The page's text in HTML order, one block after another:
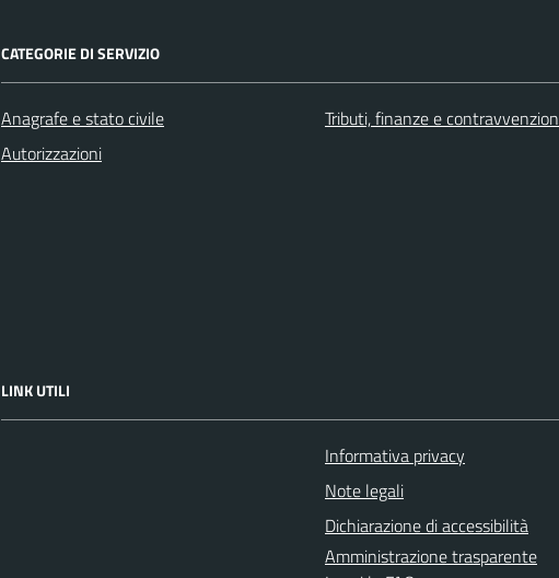
CATEGORIE DI SERVIZIO
Anagrafe e stato civile
Autorizzazioni
Tributi, finanze e
LINK UTILI
Informativa privacy
Note legali
Dichiarazione di accessibilità
Amministrazione trasparente